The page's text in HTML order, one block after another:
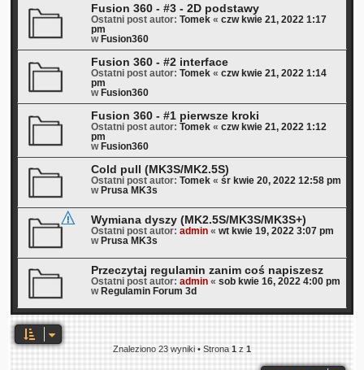
Fusion 360 - #3 - 2D podstawy
Ostatni post autor: Tomek« czw kwie 21, 2022 1:17
pm
w Fusion360
Fusion 360 - #2 interface
Ostatni post autor: Tomek« czw kwie 21, 2022 1:14
pm
w Fusion360
Fusion 360 - #1 pierwsze kroki
Ostatni post autor: Tomek« czw kwie 21, 2022 1:12
pm
w Fusion360
Cold pull (MK3S/MK2.5S)
Ostatni post autor: Tomek« śr kwie 20, 2022 12:58 pm
w Prusa MK3s
Wymiana dyszy (MK2.5S/MK3S/MK3S+)
Ostatni post autor: admin« wt kwie 19, 2022 3:07 pm
w Prusa MK3s
Przeczytaj regulamin zanim coś napiszesz
Ostatni post autor: admin« sob kwie 16, 2022 4:00 pm
w Regulamin Forum 3d
Znaleziono 23 wyniki • Strona 1 z 1